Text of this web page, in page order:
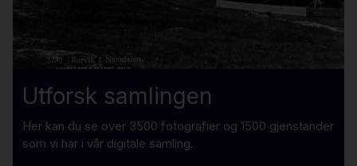
Utforsk samlingen
Her kan du se over 3500 fotografier og 1500 gjenstander
som vi har i vår digitale samling.